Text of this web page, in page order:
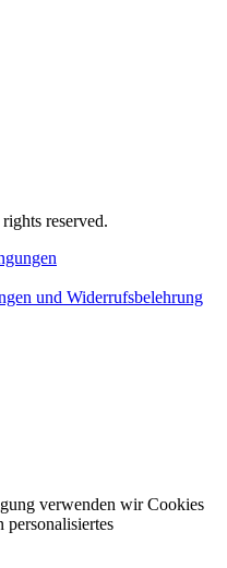
reserved.
und Widerrufsbelehrung
verwenden wir Cookies